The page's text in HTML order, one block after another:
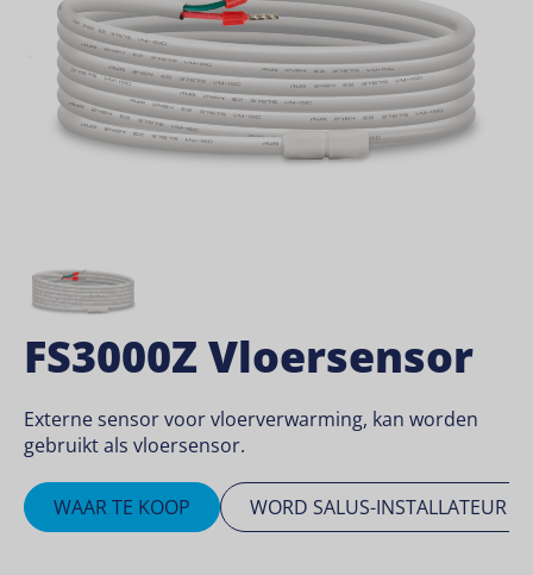
FS3000Z Vloersensor
Externe sensor voor vloerverwarming, kan worden
gebruikt als vloersensor.
WAAR TE KOOP WORD SALUS-INSTALLATEUR